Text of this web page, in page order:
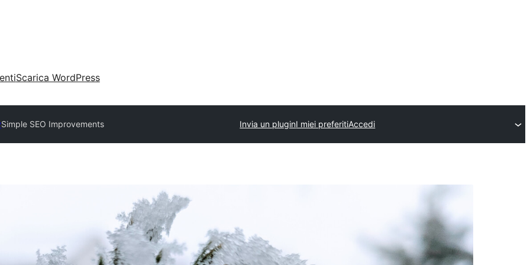
Scarica WordPress
Simple SEO Improvements Invia un pluginI miei preferitiAccedi